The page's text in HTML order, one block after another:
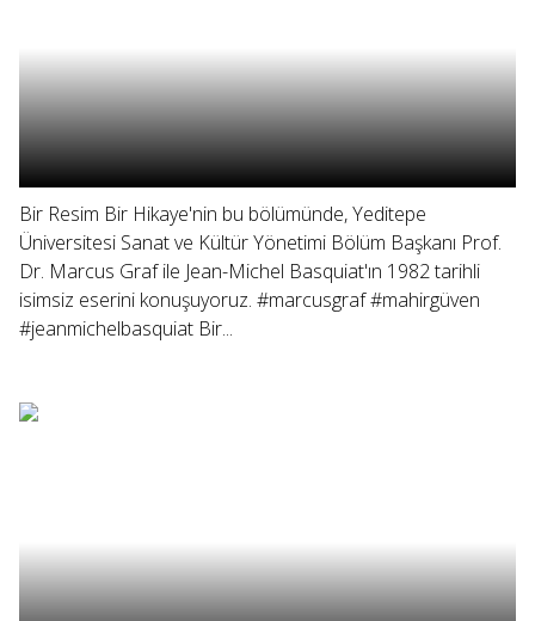
Bir Resim Bir Hikaye'nin bu bölümünde, Yeditepe
Üniversitesi Sanat ve Kültür Yönetimi Bölüm Başkanı Prof.
Dr. Marcus Graf ile Jean-Michel Basquiat'ın 1982 tarihli
isimsiz eserini konuşuyoruz. #marcusgraf #mahirgüven
#jeanmichelbasquiat Bir...